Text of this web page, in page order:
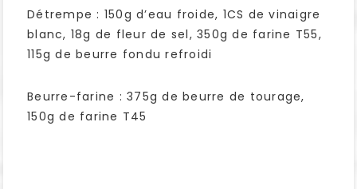
Détrempe : 150g d’eau froide, 1CS de vinaigre
blanc, 18g de fleur de sel, 350g de farine T55,
115g de beurre fondu refroidi
Beurre-farine : 375g de beurre de tourage,
150g de farine T45